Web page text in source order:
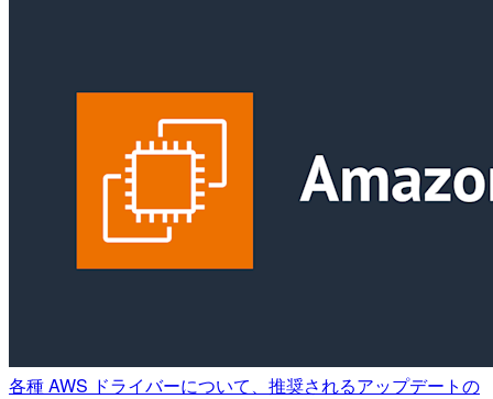
各種 AWS ドライバーについて、推奨されるアップデートの